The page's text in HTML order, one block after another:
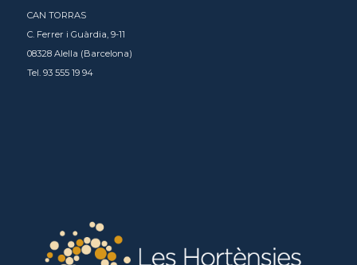
CAN TORRAS
C. Ferrer i Guàrdia, 9-11
08328 Alella (Barcelona)
Tel. 93 555 19 94